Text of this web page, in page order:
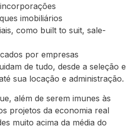
imobiliários
como built to suit, sale-
por empresas
de tudo, desde a seleção e
sua locação e administração.
além de serem imunes às
projetos da economia real
muito acima da média do